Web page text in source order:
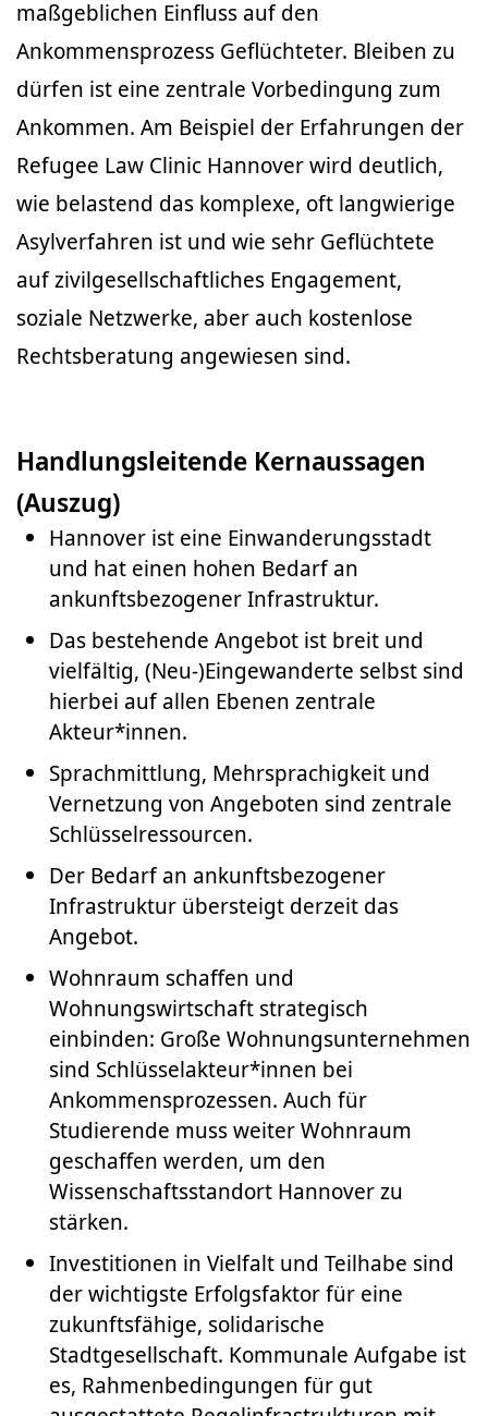
maßgeblichen Einfluss auf den
Ankommensprozess Geflüchteter. Bleiben zu
dürfen ist eine zentrale Vorbedingung zum
Ankommen. Am Beispiel der Erfahrungen der
Refugee Law Clinic Hannover wird deutlich,
wie belastend das komplexe, oft langwierige
Asylverfahren ist und wie sehr Geflüchtete
auf zivilgesellschaftliches Engagement,
soziale Netzwerke, aber auch kostenlose
Rechtsberatung angewiesen sind.
Handlungsleitende Kernaussagen
(Auszug)
Hannover ist eine Einwanderungsstadt
und hat einen hohen Bedarf an
ankunftsbezogener Infrastruktur.
Das bestehende Angebot ist breit und
vielfältig, (Neu-)Eingewanderte selbst sind
hierbei auf allen Ebenen zentrale
Akteur*innen.
Sprachmittlung, Mehrsprachigkeit und
Vernetzung von Angeboten sind zentrale
Schlüsselressourcen.
Der Bedarf an ankunftsbezogener
Infrastruktur übersteigt derzeit das
Angebot.
Wohnraum schaffen und
Wohnungswirtschaft strategisch
einbinden: Große Wohnungsunternehmen
sind Schlüsselakteur*innen bei
Ankommensprozessen. Auch für
Studierende muss weiter Wohnraum
geschaffen werden, um den
Wissenschaftsstandort Hannover zu
stärken.
Investitionen in Vielfalt und Teilhabe sind
der wichtigste Erfolgsfaktor für eine
zukunftsfähige, solidarische
Stadtgesellschaft. Kommunale Aufgabe ist
es, Rahmenbedingungen für gut